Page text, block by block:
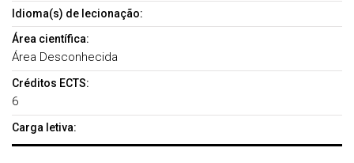
Idioma(s) de lecionação:
Área científica:
Área Desconhecida
Créditos ECTS:
6
Carga letiva: